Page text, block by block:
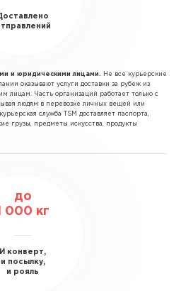
и юридическими лицами.
Не все курьерские
оказывают услуги доставки за рубеж из
лицам. Часть организаций работает только с
людям в перевозке личных вещей или
служба TSM доставляет паспорта,
грузы, предметы искусства, продукты
до
000 кг
И конверт,
и посылку,
и рояль